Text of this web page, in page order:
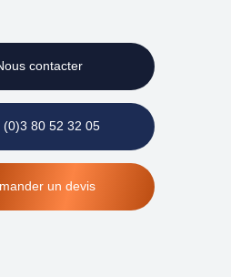
contacter
(0)3 80 52 32 05
un devis